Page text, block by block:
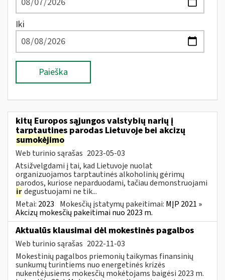
Iki
Paieška
kitų Europos sąjungos valstybių narių į
tarptautines parodas Lietuvoje bei akcizų
sumokėjimo
Web turinio sąrašas 2023-05-03
Atsižvelgdami į tai, kad Lietuvoje nuolat
organizuojamos tarptautinės alkoholinių gėrimų
parodos, kuriose neparduodami, tačiau demonstruojami
irdegustuojami ne tik...
Metai: 2023 Mokesčių įstatymų pakeitimai: MĮP 2021 »
Akcizų mokesčių pakeitimai nuo 2023 m.
Aktualūs klausimai dėl mokestinės pagalbos
Web turinio sąrašas 2022-11-03
Mokestinių pagalbos priemonių taikymas finansinių
sunkumų turintiems nuo energetinės krizės
nukentėjusiems mokesčių mokėtojams baigėsi 2023 m.